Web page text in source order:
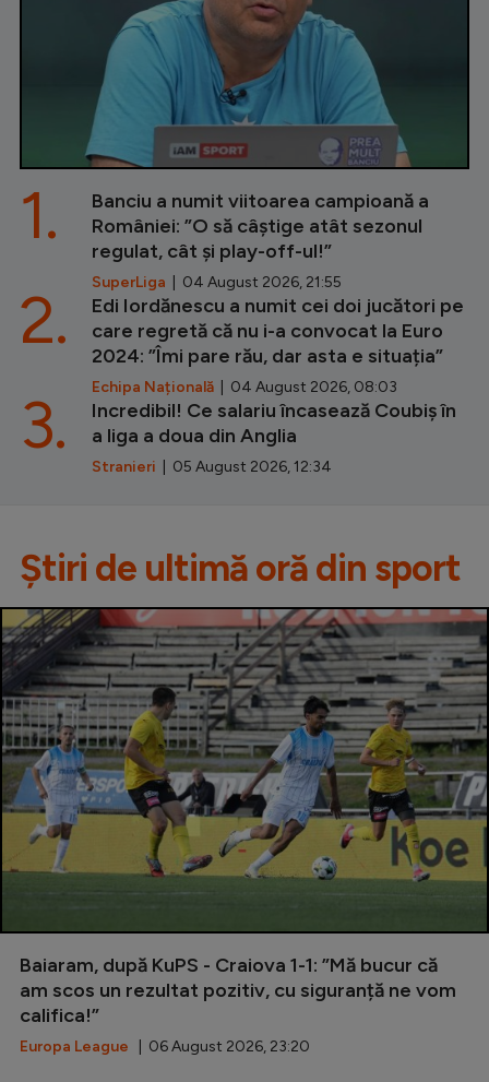
Banciu a numit viitoarea campioană a
României: ”O să câștige atât sezonul
regulat, cât și play-off-ul!”
SuperLiga | 04 August 2026, 21:55
1.
Edi Iordănescu a numit cei doi jucători pe
care regretă că nu i-a convocat la Euro
2024: ”Îmi pare rău, dar asta e situația”
Echipa Națională | 04 August 2026, 08:03
2.
Incredibil! Ce salariu încasează Coubiș în
a liga a doua din Anglia
Stranieri | 05 August 2026, 12:34
3.
Știri de ultimă oră din sport
Baiaram, după KuPS - Craiova 1-1: ”Mă bucur că
am scos un rezultat pozitiv, cu siguranță ne vom
califica!”
Europa League | 06 August 2026, 23:20